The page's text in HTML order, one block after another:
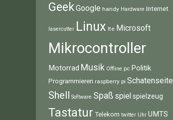
GeekGoogle handy Hardware Internet
lasercutter Linux lte Microsoft
Mikrocontroller
Motorrad Musik Offline pc Politik
Programmieren raspberry pi Schatenseite
Shell Software Spaß spiel spielzeug
Tastatur Telekom twitter Uhr UMTS